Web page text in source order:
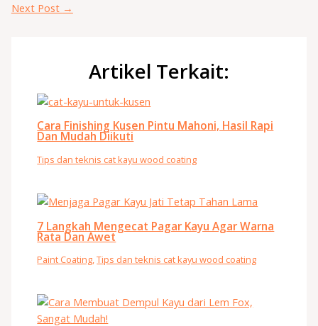
Next Post →
Artikel Terkait:
Cara Finishing Kusen Pintu Mahoni, Hasil Rapi
Dan Mudah Diikuti
Tips dan teknis cat kayu wood coating
7 Langkah Mengecat Pagar Kayu Agar Warna
Rata Dan Awet
Paint Coating,Tips dan teknis cat kayu wood coating